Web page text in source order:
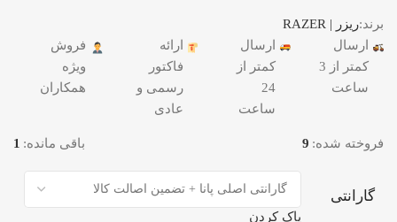
برند:ریزر | RAZER
ارسال
کمتر از 3
ساعت
ارسال
کمتر از
24
ساعت
ارائه
فاکتور
رسمی و
عادی
فروش
ویژه
همکاران
فروخته شده: 9 باقی مانده: 1
گارانتی
پاک کردن